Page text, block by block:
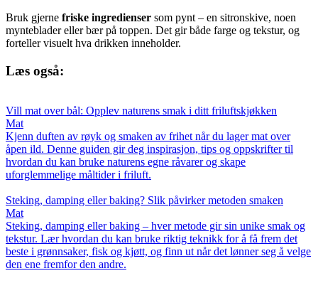
Bruk gjerne friske ingredienser som pynt – en sitronskive, noen
mynteblader eller bær på toppen. Det gir både farge og tekstur, og
forteller visuelt hva drikken inneholder.
Læs også:
Vill mat over bål: Opplev naturens smak i ditt friluftskjøkken
Mat
Kjenn duften av røyk og smaken av frihet når du lager mat over
åpen ild. Denne guiden gir deg inspirasjon, tips og oppskrifter til
hvordan du kan bruke naturens egne råvarer og skape
uforglemmelige måltider i friluft.
Steking, damping eller baking? Slik påvirker metoden smaken
Mat
Steking, damping eller baking – hver metode gir sin unike smak og
tekstur. Lær hvordan du kan bruke riktig teknikk for å få frem det
beste i grønnsaker, fisk og kjøtt, og finn ut når det lønner seg å velge
den ene fremfor den andre.